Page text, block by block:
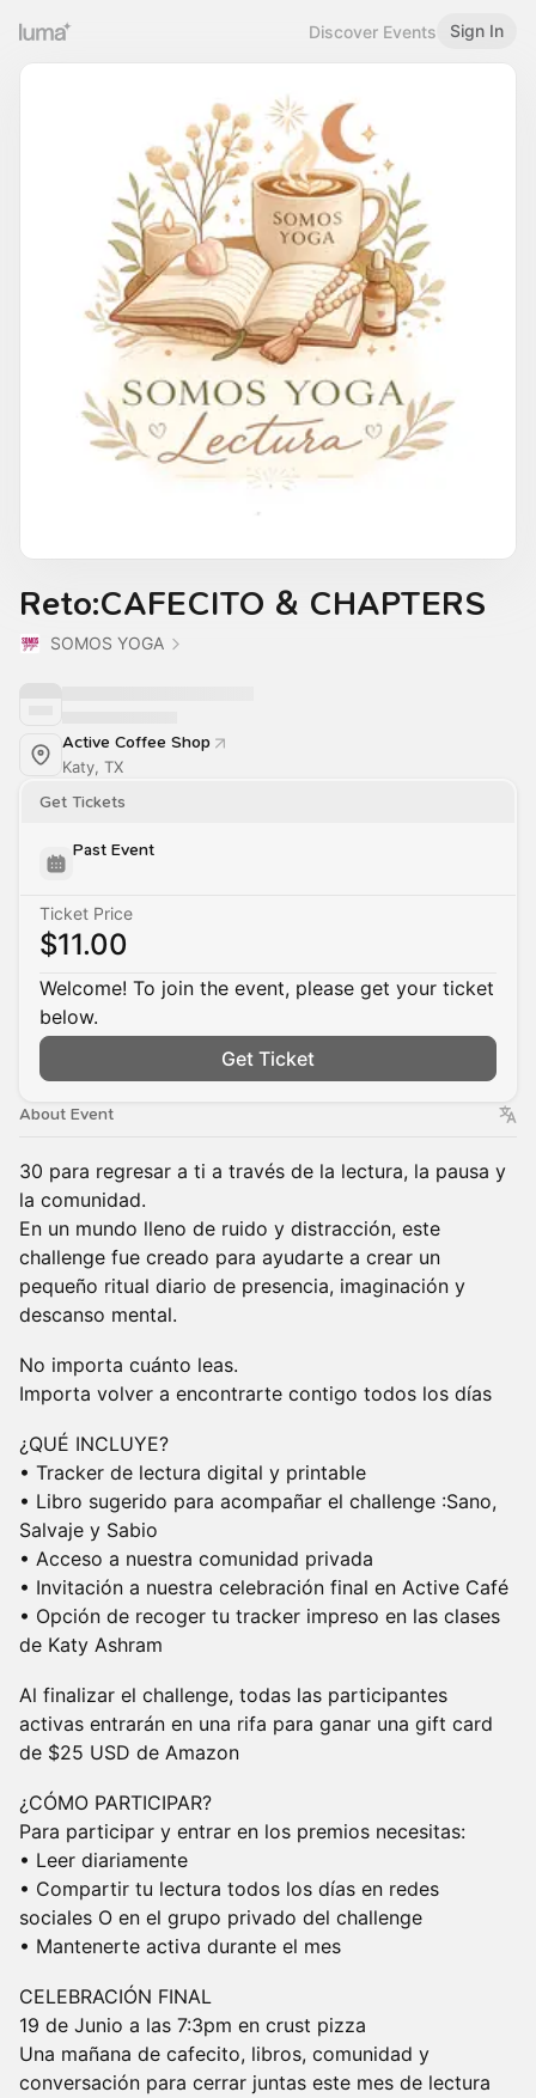
Discover Events Sign In
Reto:CAFECITO & CHAPTERS
SOMOS YOGA
Active Coffee Shop
Katy, TX
Get Tickets
Past Event
Ticket Price
$11.00
Welcome! To join the event, please get your ticket
below.
Get Ticket
About Event
30 para regresar a ti a través de la lectura, la pausa y
la comunidad.
En un mundo lleno de ruido y distracción, este
challenge fue creado para ayudarte a crear un
pequeño ritual diario de presencia, imaginación y
descanso mental.
No importa cuánto leas.
Importa volver a encontrarte contigo todos los días
¿QUÉ INCLUYE?
• Tracker de lectura digital y printable
• Libro sugerido para acompañar el challenge :Sano,
Salvaje y Sabio
• Acceso a nuestra comunidad privada
• Invitación a nuestra celebración final en Active Café
• Opción de recoger tu tracker impreso en las clases
de Katy Ashram
Al finalizar el challenge, todas las participantes
activas entrarán en una rifa para ganar una gift card
de $25 USD de Amazon
¿CÓMO PARTICIPAR?
Para participar y entrar en los premios necesitas:
• Leer diariamente
• Compartir tu lectura todos los días en redes
sociales O en el grupo privado del challenge
• Mantenerte activa durante el mes
CELEBRACIÓN FINAL
19 de Junio a las 7:3pm en crust pizza
Una mañana de cafecito, libros, comunidad y
conversación para cerrar juntas este mes de lectura